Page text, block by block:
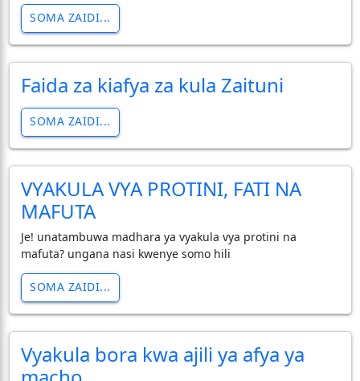
SOMA ZAIDI...
Faida za kiafya za kula Zaituni
SOMA ZAIDI...
VYAKULA VYA PROTINI, FATI NA
MAFUTA
Je! unatambuwa madhara ya vyakula vya protini na
mafuta? ungana nasi kwenye somo hili
SOMA ZAIDI...
Vyakula bora kwa ajili ya afya ya